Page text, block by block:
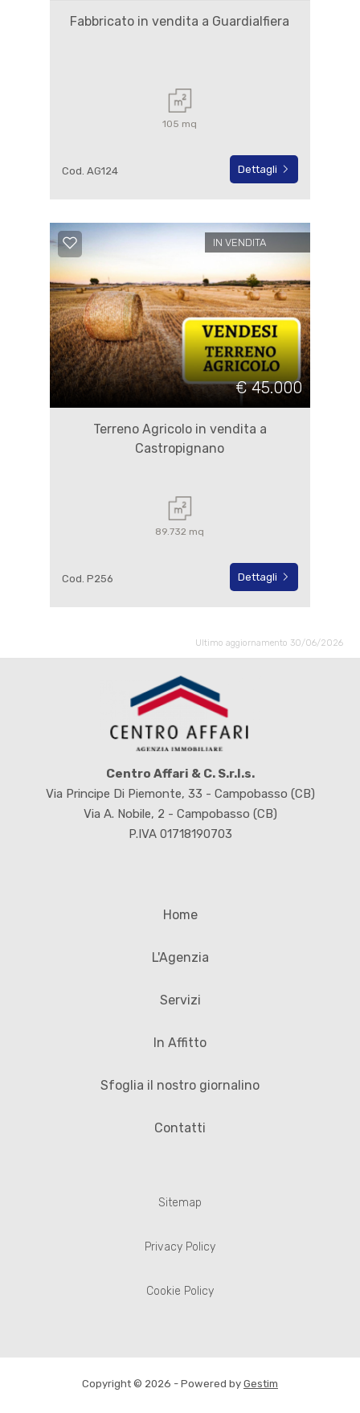
Fabbricato in vendita a Guardialfiera
105 mq
Cod. AG124 Dettagli
IN VENDITA
€ 45.000
Terreno Agricolo in vendita a
Castropignano
89.732 mq
Cod. P256 Dettagli
Ultimo aggiornamento 30/06/2026
Centro Affari & C. S.r.l.s.
Via Principe Di Piemonte, 33 - Campobasso (CB)
Via A. Nobile, 2 - Campobasso (CB)
P.IVA 01718190703
Home
L'Agenzia
Servizi
In Affitto
Sfoglia il nostro giornalino
Contatti
Sitemap
Privacy Policy
Cookie Policy
Copyright © 2026 - Powered by Gestim